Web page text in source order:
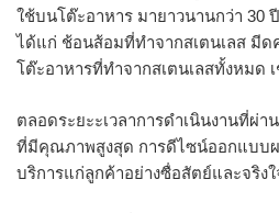
ใช้บนโต๊ะอาหาร มายาวนานกว่า 30
ได้แก่ ช้อนส้อมที่ทำจากสเตนเลส มี
โต๊ะอาหารที่ทำจากสเตนเลสทั้งหมด
ตลอดระยะะเวลาการดำเนินงานที่ผ่า
ที่มีคุณภาพสูงสุด การดีไซน์ออกแบบ
บริการแก่ลูกค้าอย่างซื่อสัตย์และจริงใ